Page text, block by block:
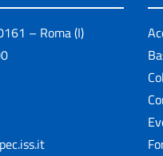
– Roma (I)